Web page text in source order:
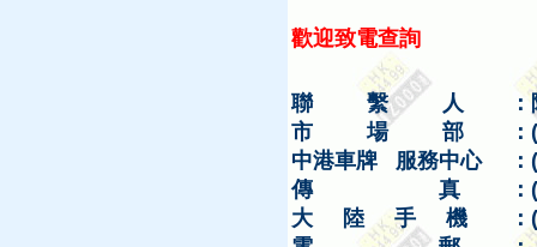
歡迎致電查詢
聯 繫 人 ：
市 場 部
中港車牌 服務中心
傳 真
大
陸 手 機 ：